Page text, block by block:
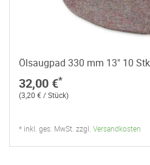
Ölsaugpad 330 mm 13" 10 Stk
32,00 €*
(3,20 € / Stück)
* inkl. ges. MwSt. zzgl. Versandkosten